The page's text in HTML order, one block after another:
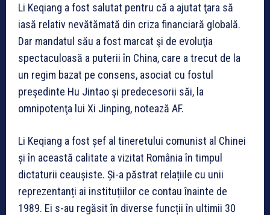
Li Keqiang a fost salutat pentru că a ajutat ţara să
iasă relativ nevătămată din criza financiară globală.
Dar mandatul său a fost marcat şi de evoluţia
spectaculoasă a puterii în China, care a trecut de la
un regim bazat pe consens, asociat cu fostul
preşedinte Hu Jintao şi predecesorii săi, la
omnipotenţa lui Xi Jinping, notează AF.
Li Keqiang a fost șef al tineretului comunist al Chinei
și în această calitate a vizitat România în timpul
dictaturii ceaușiste. Și-a păstrat relațiile cu unii
reprezentanți ai instituțiilor ce contau înainte de
1989. Ei s-au regăsit în diverse funcții în ultimii 30